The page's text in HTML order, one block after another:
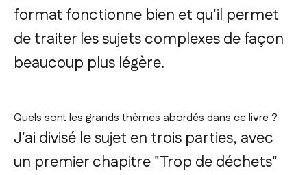
format fonctionne bien et qu'il permet
de traiter les sujets complexes de façon
beaucoup plus légère.
Quels sont les grands thèmes abordés dans ce livre ?
J'ai divisé le sujet en trois parties, avec
un premier chapitre "Trop de déchets"